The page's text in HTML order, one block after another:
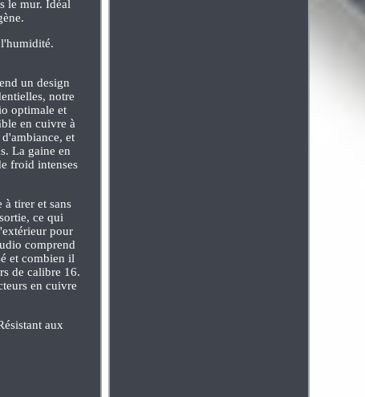
le mur. Idéal
un design
notre
optimale et
en cuivre à
et
La gaine en
froid intenses
à tirer et sans
ce qui
pour
comprend
et combien il
de calibre 16.
en cuivre
aux